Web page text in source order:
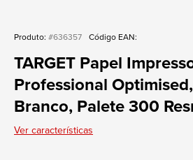
Produto: #636357 Código EAN:
TARGET Papel
Professional
Branco, Palete 300
Ver características